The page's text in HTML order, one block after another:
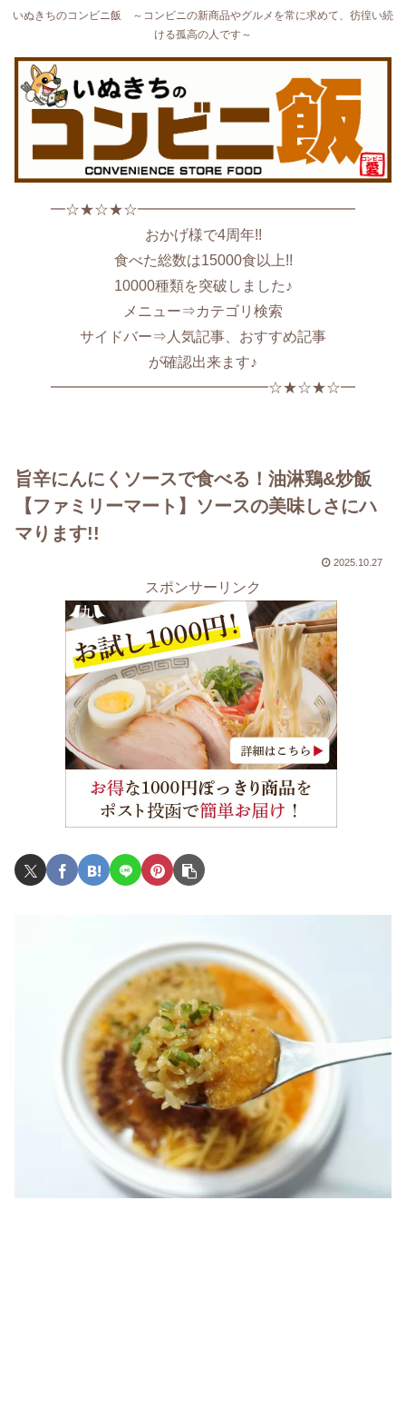
いぬきちのコンビニ飯 ～コンビニの新商品やグルメを常に求めて、彷徨い続
ける孤高の人です～
━☆★☆★☆━━━━━━━━━━━━━━━
おかげ様で4周年!!
食べた総数は15000食以上!!
10000種類を突破しました♪
メニュー⇒カテゴリ検索
サイドバー⇒人気記事、おすすめ記事
が確認出来ます♪
━━━━━━━━━━━━━━━☆★☆★☆━
旨辛にんにくソースで食べる！油淋鶏&炒飯
【ファミリーマート】ソースの美味しさにハ
マります!!
2025.10.27
スポンサーリンク